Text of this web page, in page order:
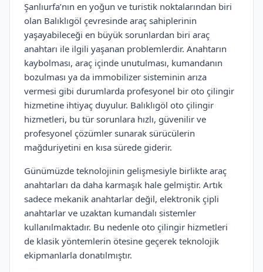
Şanlıurfa’nın en yoğun ve turistik noktalarından biri
olan Balıklıgöl çevresinde araç sahiplerinin
yaşayabileceği en büyük sorunlardan biri araç
anahtarı ile ilgili yaşanan problemlerdir. Anahtarın
kaybolması, araç içinde unutulması, kumandanın
bozulması ya da immobilizer sisteminin arıza
vermesi gibi durumlarda profesyonel bir oto çilingir
hizmetine ihtiyaç duyulur. Balıklıgöl oto çilingir
hizmetleri, bu tür sorunlara hızlı, güvenilir ve
profesyonel çözümler sunarak sürücülerin
mağduriyetini en kısa sürede giderir.
Günümüzde teknolojinin gelişmesiyle birlikte araç
anahtarları da daha karmaşık hale gelmiştir. Artık
sadece mekanik anahtarlar değil, elektronik çipli
anahtarlar ve uzaktan kumandalı sistemler
kullanılmaktadır. Bu nedenle oto çilingir hizmetleri
de klasik yöntemlerin ötesine geçerek teknolojik
ekipmanlarla donatılmıştır.